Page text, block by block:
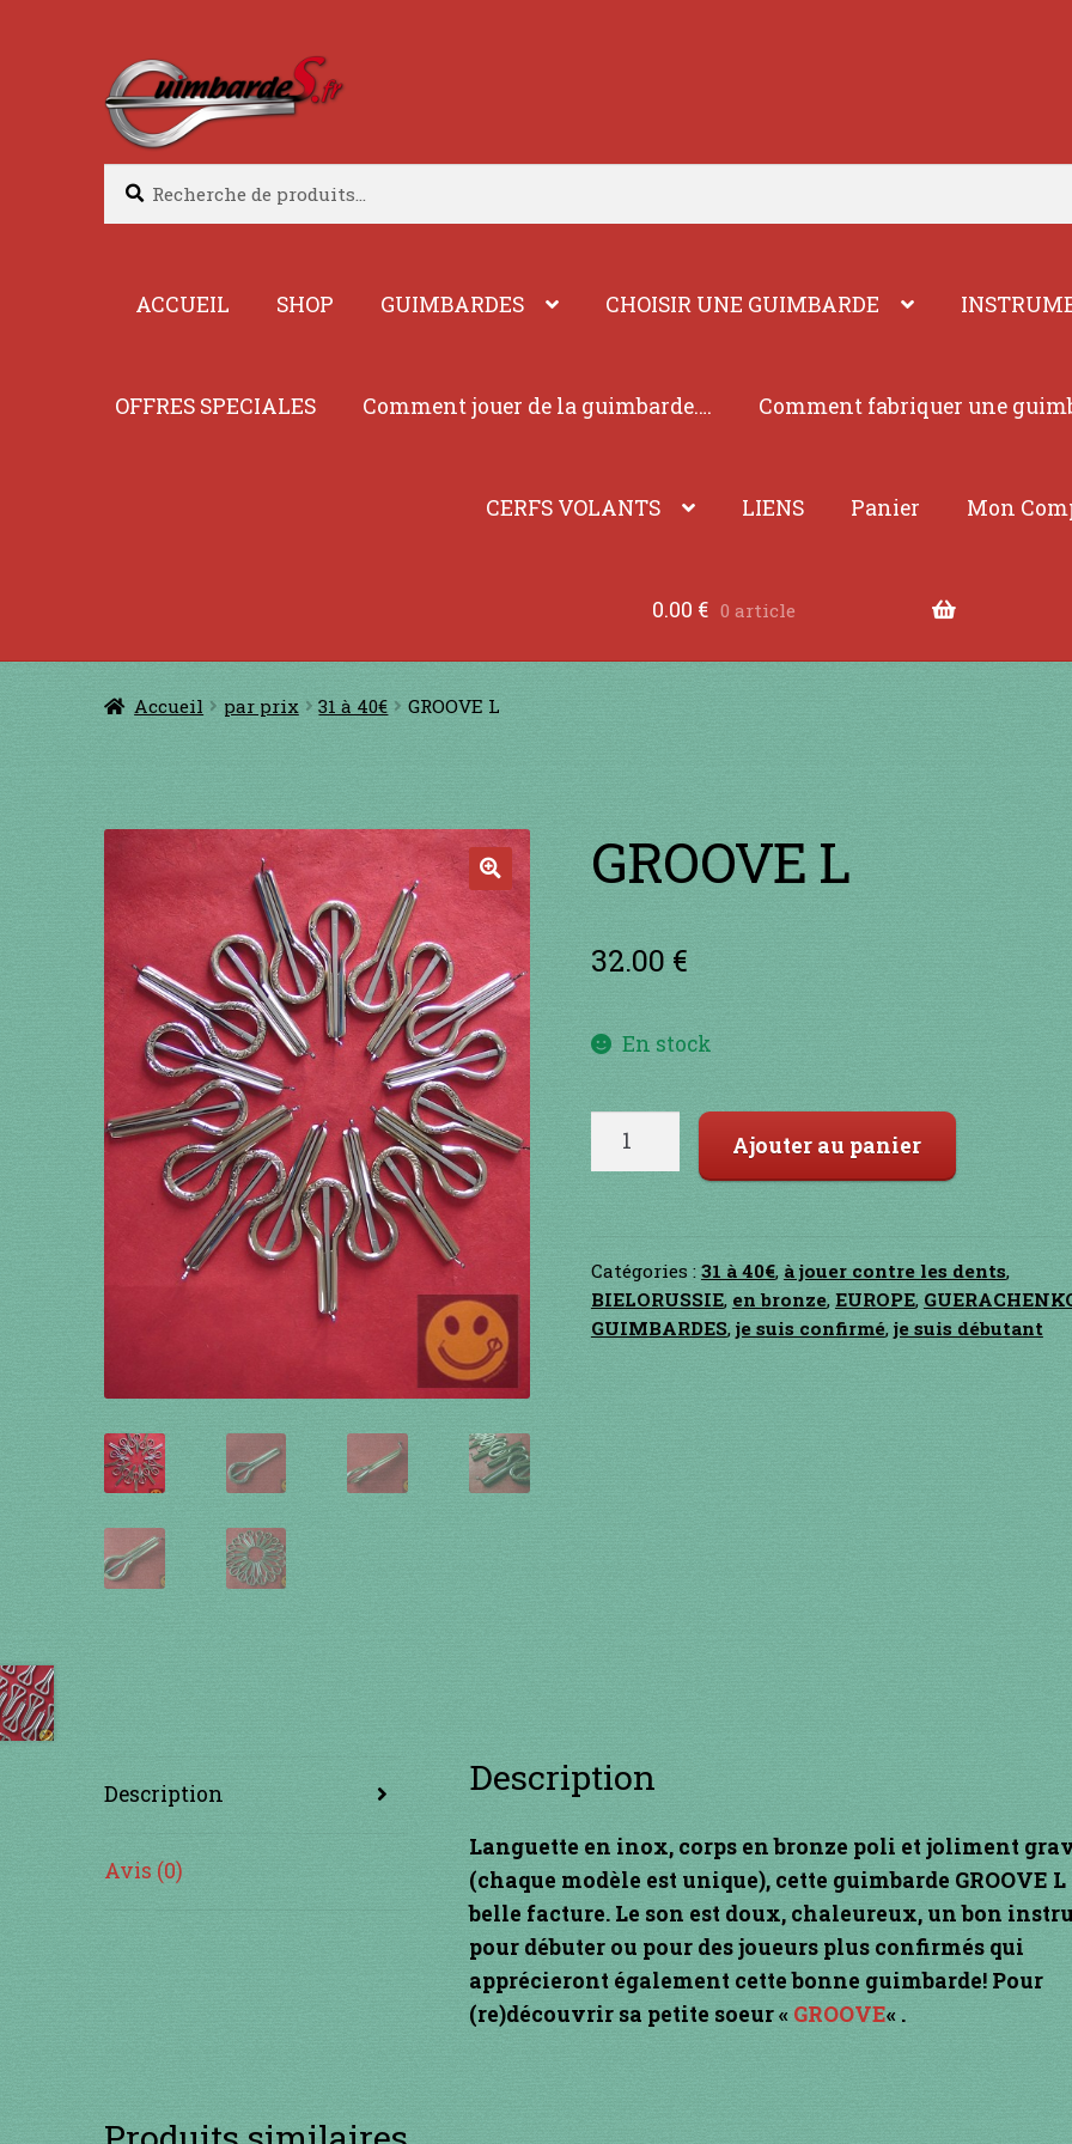
Aller
à
la
navigation
Aller
au
contenu
pour :
ACCUEIL SHOP GUIMBARDES CHOISIR UNE GUIMBARDE
OFFRES SPECIALES Comment jouer de la guimbarde…. Comment fabriquer une
CERFS VOLANTS LIENS Panier Mon
à jouer
CERFS VOLANTSCommandeComment fabriquer une guimbarde….
0.00 € 0 article
Accueil par prix 31 à 40€ GROOVE L
🔍
GROOVE L
32.00 €
En stock
quantité
Ajouter au panier
Catégories : 31 à 40€, à jouer contre les dents,
BIELORUSSIE, en bronze, EUROPE,
GUIMBARDES, je suis confirmé, je suis débutant
Description
Avis (0)
Description
Languette en inox, corps en bronze poli et joliment
(chaque modèle est unique), cette guimbarde GROOVE L
belle facture. Le son est doux, chaleureux, un bon
pour débuter ou pour des joueurs plus confirmés qui
apprécieront également cette bonne guimbarde! Pour
(re)découvrir sa petite soeur « GROOVE« .